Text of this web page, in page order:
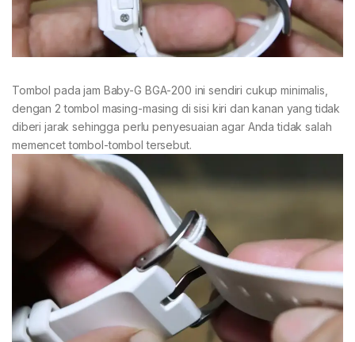
Tombol pada jam Baby-G BGA-200 ini sendiri cukup minimalis,
dengan 2 tombol masing-masing di sisi kiri dan kanan yang tidak
diberi jarak sehingga perlu penyesuaian agar Anda tidak salah
memencet tombol-tombol tersebut.